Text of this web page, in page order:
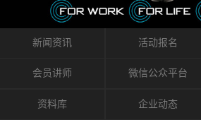
们分析解剖下过敏
KINESIO贴布贴扎
原因，简单分为外
括：1）面料的伸
能会给皮肤带来过
坏，各种细胞就会
态下，细胞因子会
间传递适当的修复
因子级联；细胞因
者甚至提供不需要
自然愈合能力不仅
官。研究人员认为
且柔软的蛋白质结
流体的空间构成的
最大的脏器，约占
内流通，有助于细
周围进行轻柔的刺
新闻资讯 活动报名
会员讲师 微信公众平台
资料库 企业动态